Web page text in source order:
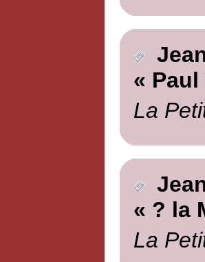
«
La
« ? la
La